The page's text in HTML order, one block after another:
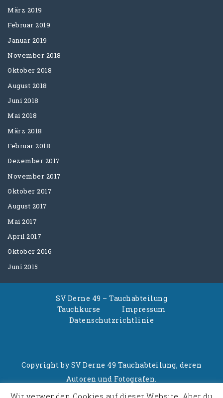
März 2019
Februar 2019
Januar 2019
November 2018
Oktober 2018
August 2018
Juni 2018
Mai 2018
März 2018
Februar 2018
Dezember 2017
November 2017
Oktober 2017
August 2017
Mai 2017
April 2017
Oktober 2016
Juni 2015
SV Derne 49 – Tauchabteilung
Tauchkurse
Impressum
Datenschutzrichtlinie
Copyright by SV Derne 49 Tauchabteilung, deren
Autoren und Fotografen.
Wir verwenden Cookies auf dieser Website. Aber du